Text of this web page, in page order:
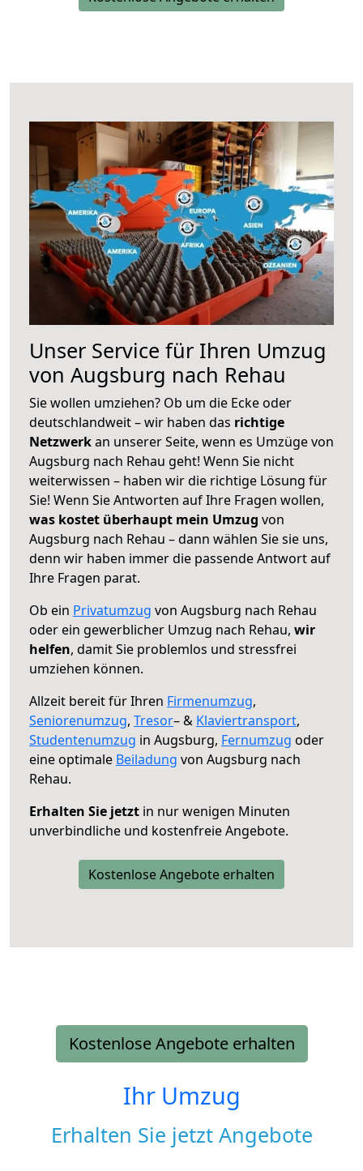
Unser Service für Ihren Umzug
von Augsburg nach Rehau
Sie wollen umziehen? Ob um die Ecke oder
deutschlandweit – wir haben das richtige
Netzwerkan unserer Seite, wenn es Umzüge von
Augsburg nach Rehau geht! Wenn Sie nicht
weiterwissen – haben wir die richtige Lösung für
Sie! Wenn Sie Antworten auf Ihre Fragen wollen,
was kostet überhaupt mein Umzug von
Augsburg nach Rehau – dann wählen Sie sie uns,
denn wir haben immer die passende Antwort auf
Ihre Fragen parat.
Ob ein Privatumzug von Augsburg nach Rehau
oder ein gewerblicher Umzug nach Rehau, wir
helfen, damit Sie problemlos und stressfrei
umziehen können.
Allzeit bereit für Ihren Firmenumzug,
Seniorenumzug, Tresor– & Klaviertransport,
Studentenumzug in Augsburg, Fernumzug oder
eine optimale Beiladung von Augsburg nach
Rehau.
Erhalten Sie jetzt in nur wenigen Minuten
unverbindliche und kostenfreie Angebote.
Kostenlose Angebote erhalten
Kostenlose Angebote erhalten
Ihr Umzug
Erhalten Sie jetzt Angebote